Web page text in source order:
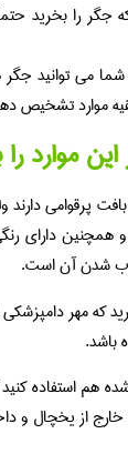
جگر را بخرید
می توانید
موارد تشخیص
را
پرقوامی
همچنین دارای
شدن آن است.
که مهر
باشد.
هم استفاده
از یخچال و